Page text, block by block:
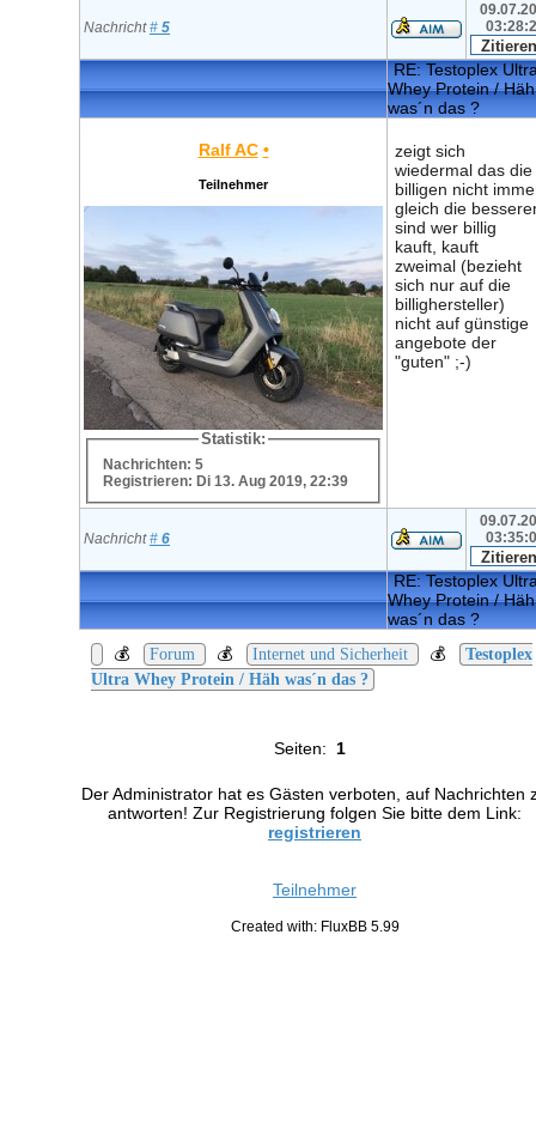
Nachricht# 5
RE: Testoplex
Whey Protein / Häh
was´n das ?
Ralf AC •
Teilnehmer
Statistik:
Nachrichten: 5
Registrieren: Di 13. Aug 2019, 22:39
zeigt sich
wiedermal das die
billigen nicht
gleich die
sind wer billig
kauft, kauft
zweimal (bezieht
sich nur auf die
billighersteller)
nicht auf günstige
angebote der
"guten" ;-)
Nachricht# 6
RE: Testoplex
Whey Protein / Häh
was´n das ?
💰
Forum 💰 Internet und Sicherheit 💰
Testoplex
Ultra Whey Protein / Häh was´n das ?
Seiten: 1
Der Administrator hat es Gästen verboten, auf Nachrichten
antworten! Zur Registrierung folgen Sie bitte dem Link:
registrieren
Teilnehmer
Created with: FluxBB 5.99